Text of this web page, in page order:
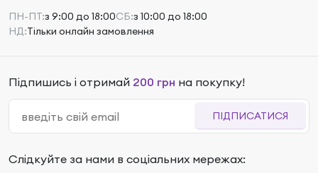
ПН-ПТ:з 9:00 до 18:00СБ:з 10:00 до 18:00
НД:Тільки онлайн замовлення
Підпишись і отримай 200 грн на покупку!
ПІДПИСАТИСЯ
Слідкуйте за нами в соціальних мережах: